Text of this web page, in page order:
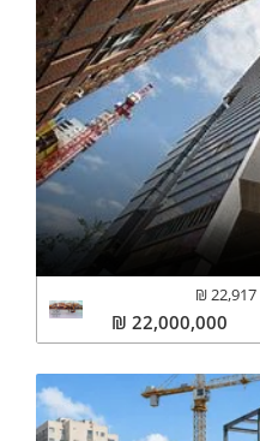
22,917
₪
22,000,000
₪